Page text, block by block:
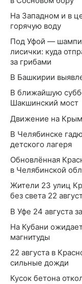
На Западном и в
горячую воду
Под Уфой —
лисички: куда
за грибами
В Башкирии
В ближайшую
Шакшинский мост
Движение на
В Челябинске
детского лагеря
Обновлённая
в Челябинской
Жители 23 улиц
без света 22
В Уфе 24 августа
На Кубани
магнитуды
22 августа в
сильные дожди
Кусок бетона